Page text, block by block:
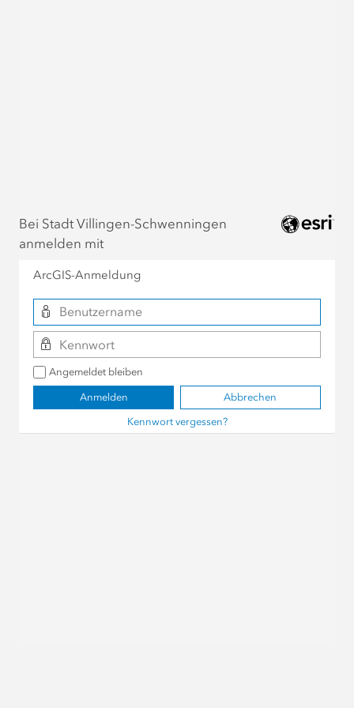
Bei Stadt Villingen-Schwenningen
anmelden mit
ArcGIS-Anmeldung
Angemeldet bleiben
Anmelden Abbrechen
Kennwort vergessen?